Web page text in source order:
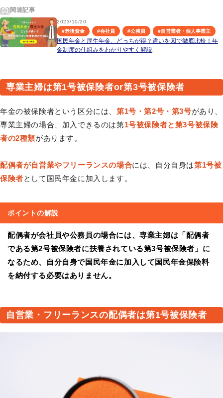
関連記事
2023/10/20
#老後資金 #会社員 #公務員 #自営業者・個人事業主
国民年金と厚生年金、どっちが得？違いを図で徹底比較！年
金制度の仕組みをわかりやすく解説
専業主婦は第1号被保険者or第3号被保険者
年金の被保険者という区分には、 第1号・第2号・第3号があり、
専業主婦の場合、加入できるのは第1号被保険者と第3号被保険
者の2種類があります。
配偶者が自営業やフリーランスの場合には、自分自身は第1号被
保険者として国民年金に加入します。
ポイントの解説
配偶者が会社員や公務員の場合には、専業主婦は「配偶者
である第2号被保険者に扶養されている第3号被保険者」に
なるため、自分自身で国民年金に加入して国民年金保険料
を納付する必要はありません。
自営業・フリーランスの配偶者は第1号被保険者